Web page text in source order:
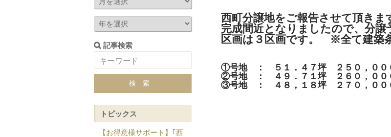
西町分譲地をご報告させて頂きま
完成間近となりましたので、分譲
区画は３区画です。 ※全て建築
①号地 ： ５１．４７坪 ２５０，００
②号地 ： ４９．７１坪 ２６０，００
③号地 ： ４８，１８坪 ２７０，００
記事検索
トピックス
【お得意様サポート】｢西